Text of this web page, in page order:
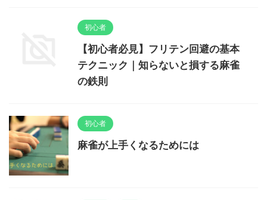
初心者
【初心者必見】フリテン回避の基本
テクニック｜知らないと損する麻雀
の鉄則
初心者
麻雀が上手くなるためには